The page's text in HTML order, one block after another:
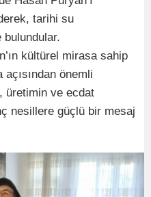
tarihi su
bulundular.
kültürel mirasa sahip
açısından önemli
üretimin ve ecdat
nesillere güçlü bir mesaj